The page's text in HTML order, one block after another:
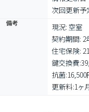
次回更新予
備考
現況: 空室
契約期間: 2
住宅保険:
鍵交換費
抗菌:16,500
更新料:1ヶ